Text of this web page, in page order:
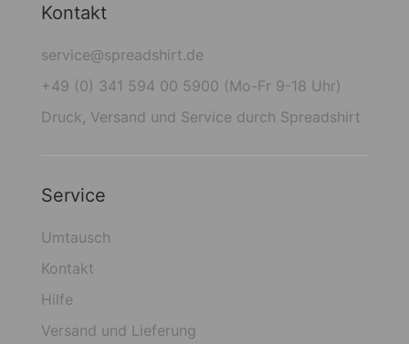
Kontakt
service@spreadshirt.de
+49 (0) 341 594 00 5900 (Mo-Fr 9-18 Uhr)
Druck, Versand und Service durch Spreadshirt
Service
Umtausch
Kontakt
Hilfe
Versand und Lieferung